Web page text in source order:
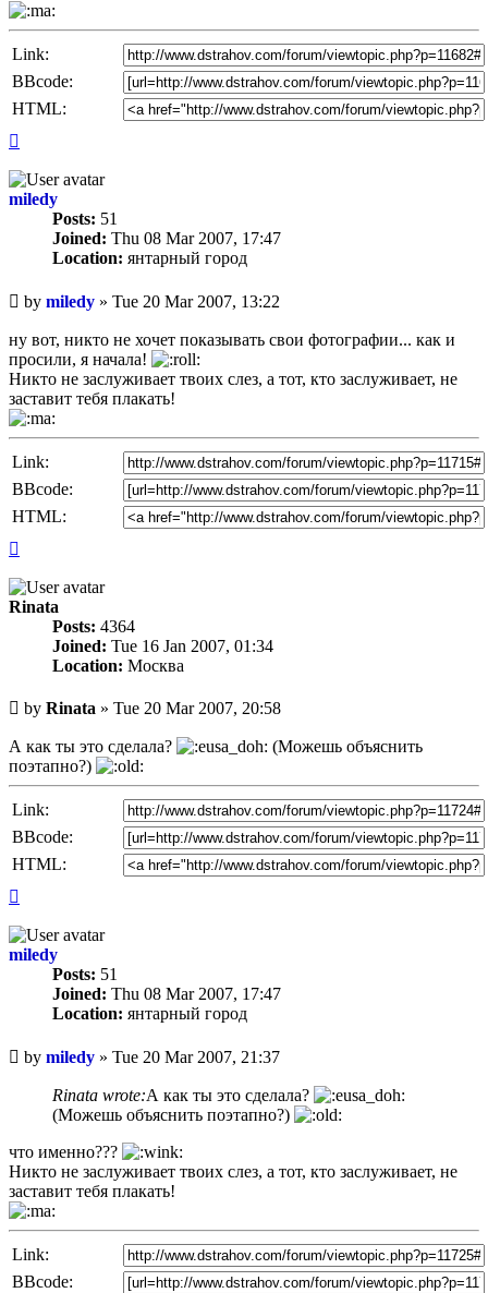
Link:
BBcode:
HTML:
miledy
Posts: 51
Joined: Thu 08 Mar 2007, 17:47
Location: янтарный город
Unread
post
by miledy » Tue 20 Mar 2007, 13:22
ну вот, никто не хочет показывать свои фотографии... как и
просили, я начала!
Никто не заслуживает твоих слез, а тот, кто заслуживает, не
заставит тебя плакать!
Link:
BBcode:
HTML:
Rinata
Posts: 4364
Joined: Tue 16 Jan 2007, 01:34
Location: Москва
Unread
post
by Rinata » Tue 20 Mar 2007, 20:58
А как ты это сделала?
(Можешь объяснить
поэтапно?)
Link:
BBcode:
HTML:
miledy
Posts: 51
Joined: Thu 08 Mar 2007, 17:47
Location: янтарный город
Unread
post
by miledy » Tue 20 Mar 2007, 21:37
Rinata wrote:А как ты это сделала?
(Можешь объяснить поэтапно?)
что именно???
Никто не заслуживает твоих слез, а тот, кто заслуживает, не
заставит тебя плакать!
Link:
BBcode: